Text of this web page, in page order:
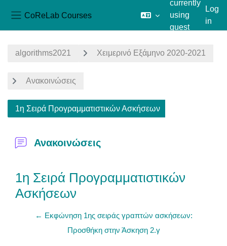
CoReLab Courses
currently
using
guest
Log
in
algorithms2021 Χειμερινό Εξάμηνο 2020-2021
Ανακοινώσεις
1η Σειρά Προγραμματιστικών Ασκήσεων
Ανακοινώσεις
1η Σειρά Προγραμματιστικών
Ασκήσεων
← Εκφώνηση 1ης σειράς γραπτών ασκήσεων:
Προσθήκη στην Άσκηση 2.γ